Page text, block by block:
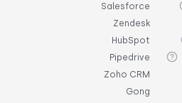
Salesforce
Zendesk
HubSpot
Pipedrive
Zoho CRM
Gong